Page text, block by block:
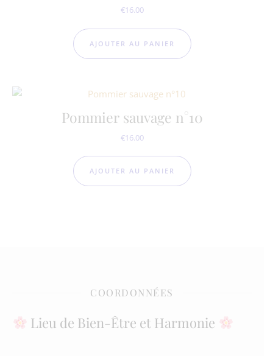
€16.00
AJOUTER AU PANIER
Pommier sauvage n°10
€16.00
AJOUTER AU PANIER
COORDONNÉES
Lieu de Bien-Être et Harmonie